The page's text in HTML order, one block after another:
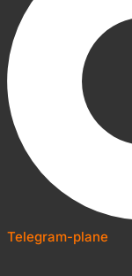
Telegram-plane